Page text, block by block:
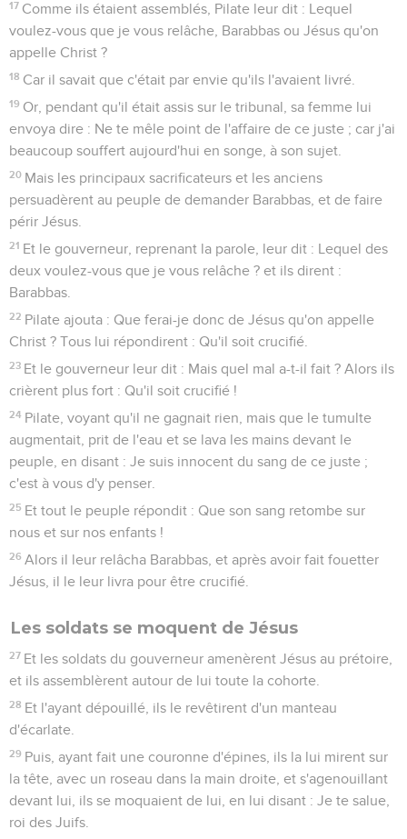
17 Comme ils étaient assemblés, Pilate leur dit : Lequel
voulez-vous que je vous relâche, Barabbas ou Jésus qu'on
appelle Christ ?
18 Car il savait que c'était par envie qu'ils l'avaient livré.
19 Or, pendant qu'il était assis sur le tribunal, sa femme lui
envoya dire : Ne te mêle point de l'affaire de ce juste ; car j'ai
beaucoup souffert aujourd'hui en songe, à son sujet.
20 Mais les principaux sacrificateurs et les anciens
persuadèrent au peuple de demander Barabbas, et de faire
périr Jésus.
21 Et le gouverneur, reprenant la parole, leur dit : Lequel des
deux voulez-vous que je vous relâche ? et ils dirent :
Barabbas.
22 Pilate ajouta : Que ferai-je donc de Jésus qu'on appelle
Christ ? Tous lui répondirent : Qu'il soit crucifié.
23 Et le gouverneur leur dit : Mais quel mal a-t-il fait ? Alors ils
crièrent plus fort : Qu'il soit crucifié !
24 Pilate, voyant qu'il ne gagnait rien, mais que le tumulte
augmentait, prit de l'eau et se lava les mains devant le
peuple, en disant : Je suis innocent du sang de ce juste ;
c'est à vous d'y penser.
25 Et tout le peuple répondit : Que son sang retombe sur
nous et sur nos enfants !
26 Alors il leur relâcha Barabbas, et après avoir fait fouetter
Jésus, il le leur livra pour être crucifié.
Les soldats se moquent de Jésus
27 Et les soldats du gouverneur amenèrent Jésus au prétoire,
et ils assemblèrent autour de lui toute la cohorte.
28 Et l'ayant dépouillé, ils le revêtirent d'un manteau
d'écarlate.
29 Puis, ayant fait une couronne d'épines, ils la lui mirent sur
la tête, avec un roseau dans la main droite, et s'agenouillant
devant lui, ils se moquaient de lui, en lui disant : Je te salue,
roi des Juifs.